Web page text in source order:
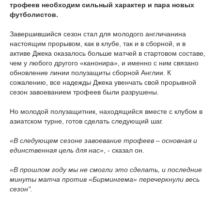
трофеев необходим сильный характер и пара новых
футболистов.
Завершившийся сезон стал для молодого англичанина
настоящим прорывом, как в клубе, так и в сборной, и в
активе Джека оказалось больше матчей в стартовом составе,
чем у любого другого «канонира», и именно с ним связано
обновление линии полузащиты сборной Англии. К
сожалению, все надежды Джека увенчать свой прорывной
сезон завоеванием трофеев были разрушены.
Но молодой полузащитник, находящийся вместе с клубом в
азиатском турне, готов сделать следующий шаг.
«В следующем сезоне завоевание трофеев – основная и
единственная цель для нас», - сказал он.
«В прошлом году мы не смогли это сделать, и последние
минуты матча против «Бирмингема» перечеркнули весь
сезон".